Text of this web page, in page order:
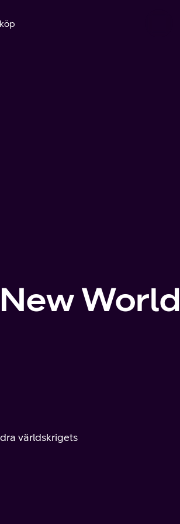
World
världskrigets